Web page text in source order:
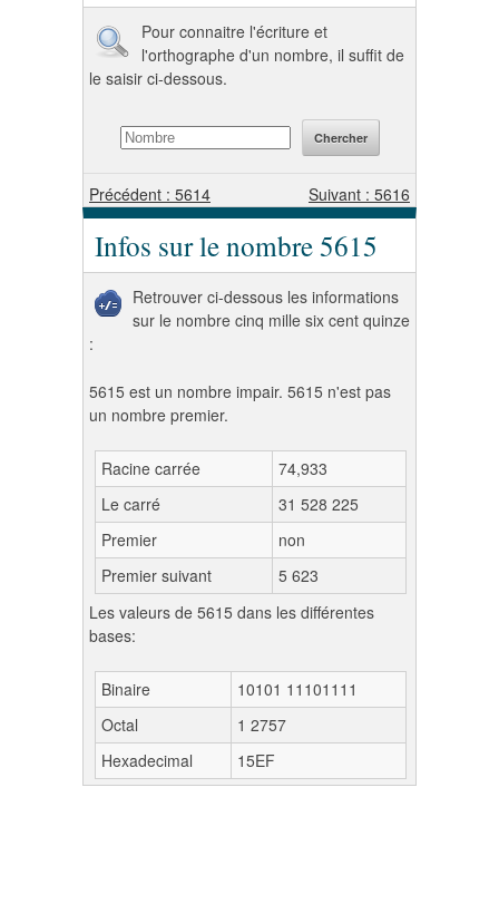
Pour connaitre l'écriture et
l'orthographe d'un nombre, il suffit de
le saisir ci-dessous.
Précédent : 5614 Suivant : 5616
Infos sur le nombre 5615
Retrouver ci-dessous les informations
sur le nombre cinq mille six cent quinze
:
5615 est un nombre impair. 5615 n'est pas
un nombre premier.
Racine carrée
74,933
Le carré
31 528 225
Premier
non
Premier suivant
5 623
Les valeurs de 5615 dans les différentes
bases:
Binaire
10101 11101111
Octal
1 2757
Hexadecimal
15EF